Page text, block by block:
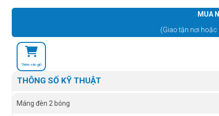
MUA
(Giao tận nơi
Thêm vào giỏ
THÔNG SỐ KỸ THUẬT
Máng đèn 2 bóng